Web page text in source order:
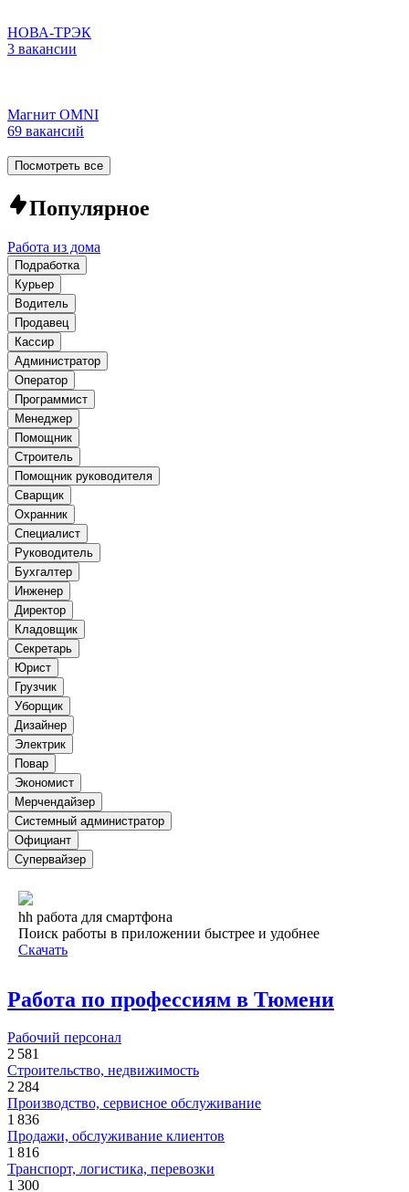
НОВА-ТРЭК
3 вакансии
Магнит OMNI
69 вакансий
Посмотреть все
Популярное
Работа из дома
Подработка
Курьер
Водитель
Продавец
Кассир
Администратор
Оператор
Программист
Менеджер
Помощник
Строитель
Помощник руководителя
Сварщик
Охранник
Специалист
Руководитель
Бухгалтер
Инженер
Директор
Кладовщик
Секретарь
Юрист
Грузчик
Уборщик
Дизайнер
Электрик
Повар
Экономист
Мерчендайзер
Системный администратор
Официант
Супервайзер
hh работа для смартфона
Поиск работы в приложении быстрее и удобнее
Скачать
Работа по профессиям в Тюмени
Рабочий персонал
2 581
Строительство, недвижимость
2 284
Производство, сервисное обслуживание
1 836
Продажи, обслуживание клиентов
1 816
Транспорт, логистика, перевозки
1 300